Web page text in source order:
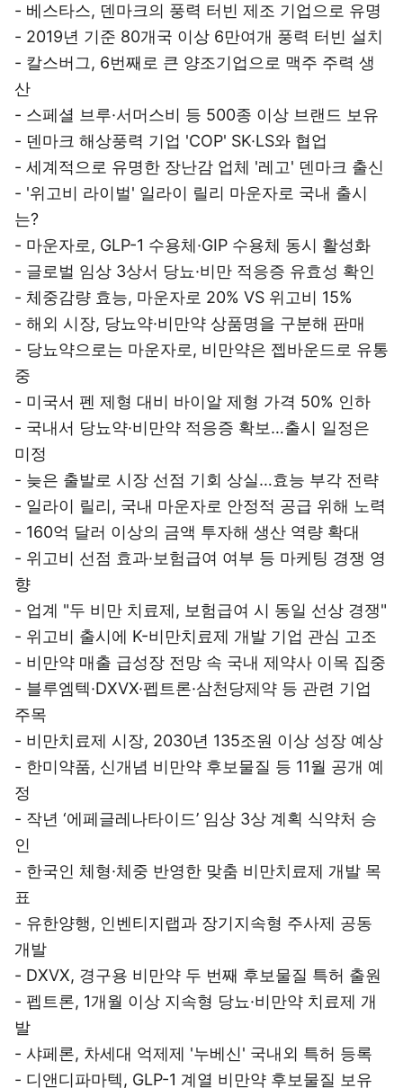
- 베스타스, 덴마크의 풍력 터빈 제조 기업으로 유명
- 2019년 기준 80개국 이상 6만여개 풍력 터빈 설치
- 칼스버그, 6번째로 큰 양조기업으로 맥주 주력 생
산
- 스페셜 브루·서머스비 등 500종 이상 브랜드 보유
- 덴마크 해상풍력 기업 'COP' SK·LS와 협업
- 세계적으로 유명한 장난감 업체 '레고' 덴마크 출신
- '위고비 라이벌' 일라이 릴리 마운자로 국내 출시
는?
- 마운자로, GLP-1 수용체·GIP 수용체 동시 활성화
- 글로벌 임상 3상서 당뇨·비만 적응증 유효성 확인
- 체중감량 효능, 마운자로 20% VS 위고비 15%
- 해외 시장, 당뇨약·비만약 상품명을 구분해 판매
- 당뇨약으로는 마운자로, 비만약은 젭바운드로 유통
중
- 미국서 펜 제형 대비 바이알 제형 가격 50% 인하
- 국내서 당뇨약·비만약 적응증 확보…출시 일정은
미정
- 늦은 출발로 시장 선점 기회 상실…효능 부각 전략
- 일라이 릴리, 국내 마운자로 안정적 공급 위해 노력
- 160억 달러 이상의 금액 투자해 생산 역량 확대
- 위고비 선점 효과·보험급여 여부 등 마케팅 경쟁 영
향
- 업계 "두 비만 치료제, 보험급여 시 동일 선상 경쟁"
- 위고비 출시에 K-비만치료제 개발 기업 관심 고조
- 비만약 매출 급성장 전망 속 국내 제약사 이목 집중
- 블루엠텍·DXVX·펩트론·삼천당제약 등 관련 기업
주목
- 비만치료제 시장, 2030년 135조원 이상 성장 예상
- 한미약품, 신개념 비만약 후보물질 등 11월 공개 예
정
- 작년 ‘에페글레나타이드’ 임상 3상 계획 식약처 승
인
- 한국인 체형·체중 반영한 맞춤 비만치료제 개발 목
표
- 유한양행, 인벤티지랩과 장기지속형 주사제 공동
개발
- DXVX, 경구용 비만약 두 번째 후보물질 특허 출원
- 펩트론, 1개월 이상 지속형 당뇨·비만약 치료제 개
발
- 샤페론, 차세대 억제제 '누베신' 국내외 특허 등록
- 디앤디파마텍, GLP-1 계열 비만약 후보물질 보유